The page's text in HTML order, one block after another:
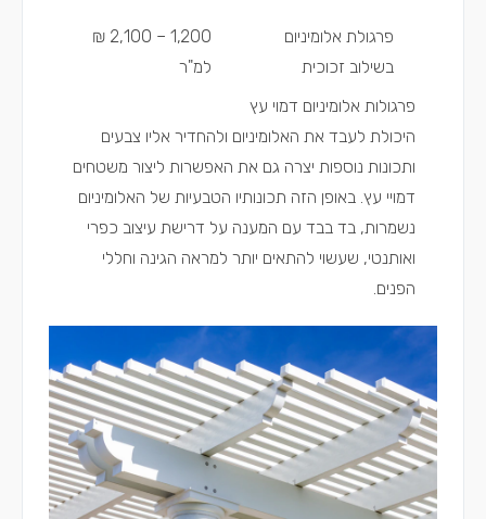
פרגולת אלומיניום
בשילוב זכוכית
1,200 – 2,100 ₪
למ"ר
פרגולות אלומיניום דמוי עץ
היכולת לעבד את האלומיניום ולהחדיר אליו צבעים
ותכונות נוספות יצרה גם את האפשרות ליצור משטחים
דמויי עץ. באופן הזה תכונותיו הטבעיות של האלומיניום
נשמרות, בד בבד עם המענה על דרישת עיצוב כפרי
ואותנטי, שעשוי להתאים יותר למראה הגינה וחללי
הפנים.